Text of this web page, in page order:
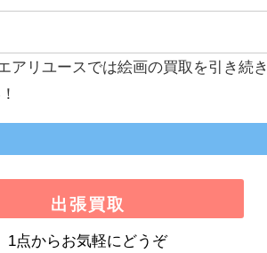
リユースでは絵画の買取を引き続き
出張買取
1点からお気軽にどうぞ